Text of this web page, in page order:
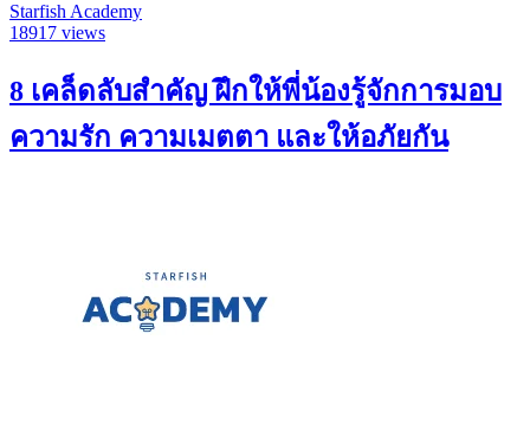
Starfish Academy
18917 views
8 เคล็ดลับสำคัญ ฝึกให้พี่น้องรู้จักการมอบ
ความรัก ความเมตตา และให้อภัยกัน